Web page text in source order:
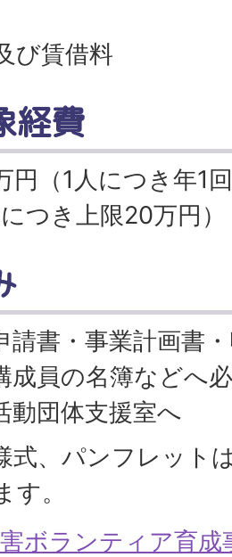
び賃借料
経費
円（1人につき年1
つき上限20万円）
請書・事業計画書
成員の名簿などへ
動団体支援室へ
式、パンフレット
す。
ボランティア育成